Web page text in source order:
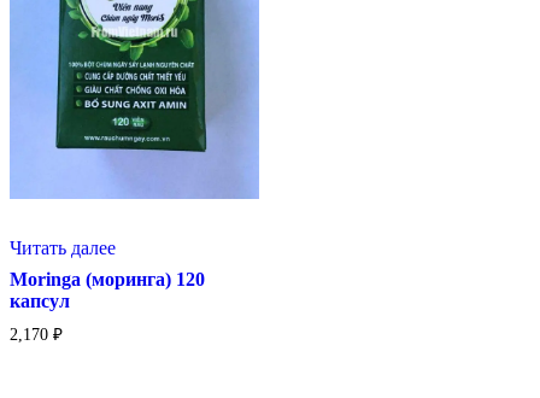
Читать далее
Moringa (моринга) 120
капсул
2,170 ₽